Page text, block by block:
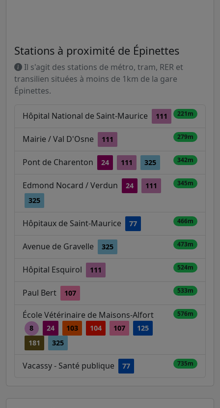
Stations à proximité de Épinettes
Il s'agit des stations de métro, tram, RER et
transilien situées à moins de 1km de la gare
Épinettes.
Hôpital National de Saint-Maurice 111 221m
Mairie / Val D'Osne 111 279m
Pont de Charenton 24 111 325 342m
Edmond Nocard / Verdun 24
111
325
345m
Hôpitaux de Saint-Maurice 77 466m
Avenue de Gravelle 325 473m
Hôpital Esquirol 111 524m
Paul Bert 107 533m
École Vétérinaire de Maisons-Alfort
8 24 103 104 107
125
181
325
576m
Vacassy - Santé publique 77 735m